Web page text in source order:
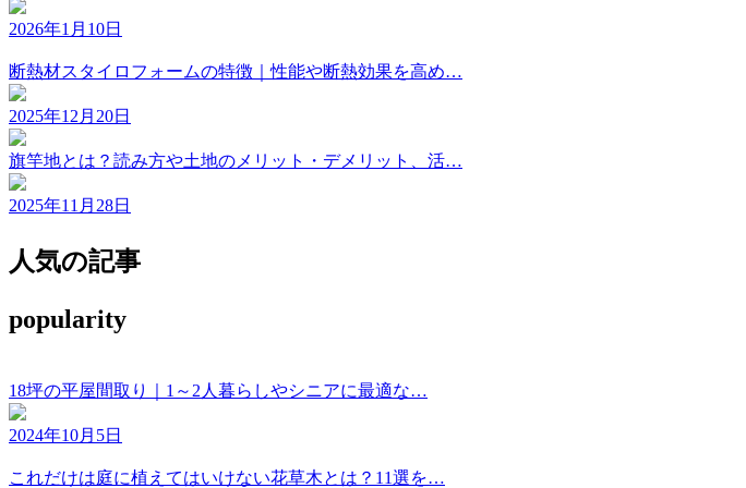
2026年1月10日
断熱材スタイロフォームの特徴｜性能や断熱効果を高め…
2025年12月20日
旗竿地とは？読み方や土地のメリット・デメリット、活…
2025年11月28日
人気の記事
popularity
18坪の平屋間取り｜1～2人暮らしやシニアに最適な…
2024年10月5日
これだけは庭に植えてはいけない花草木とは？11選を…